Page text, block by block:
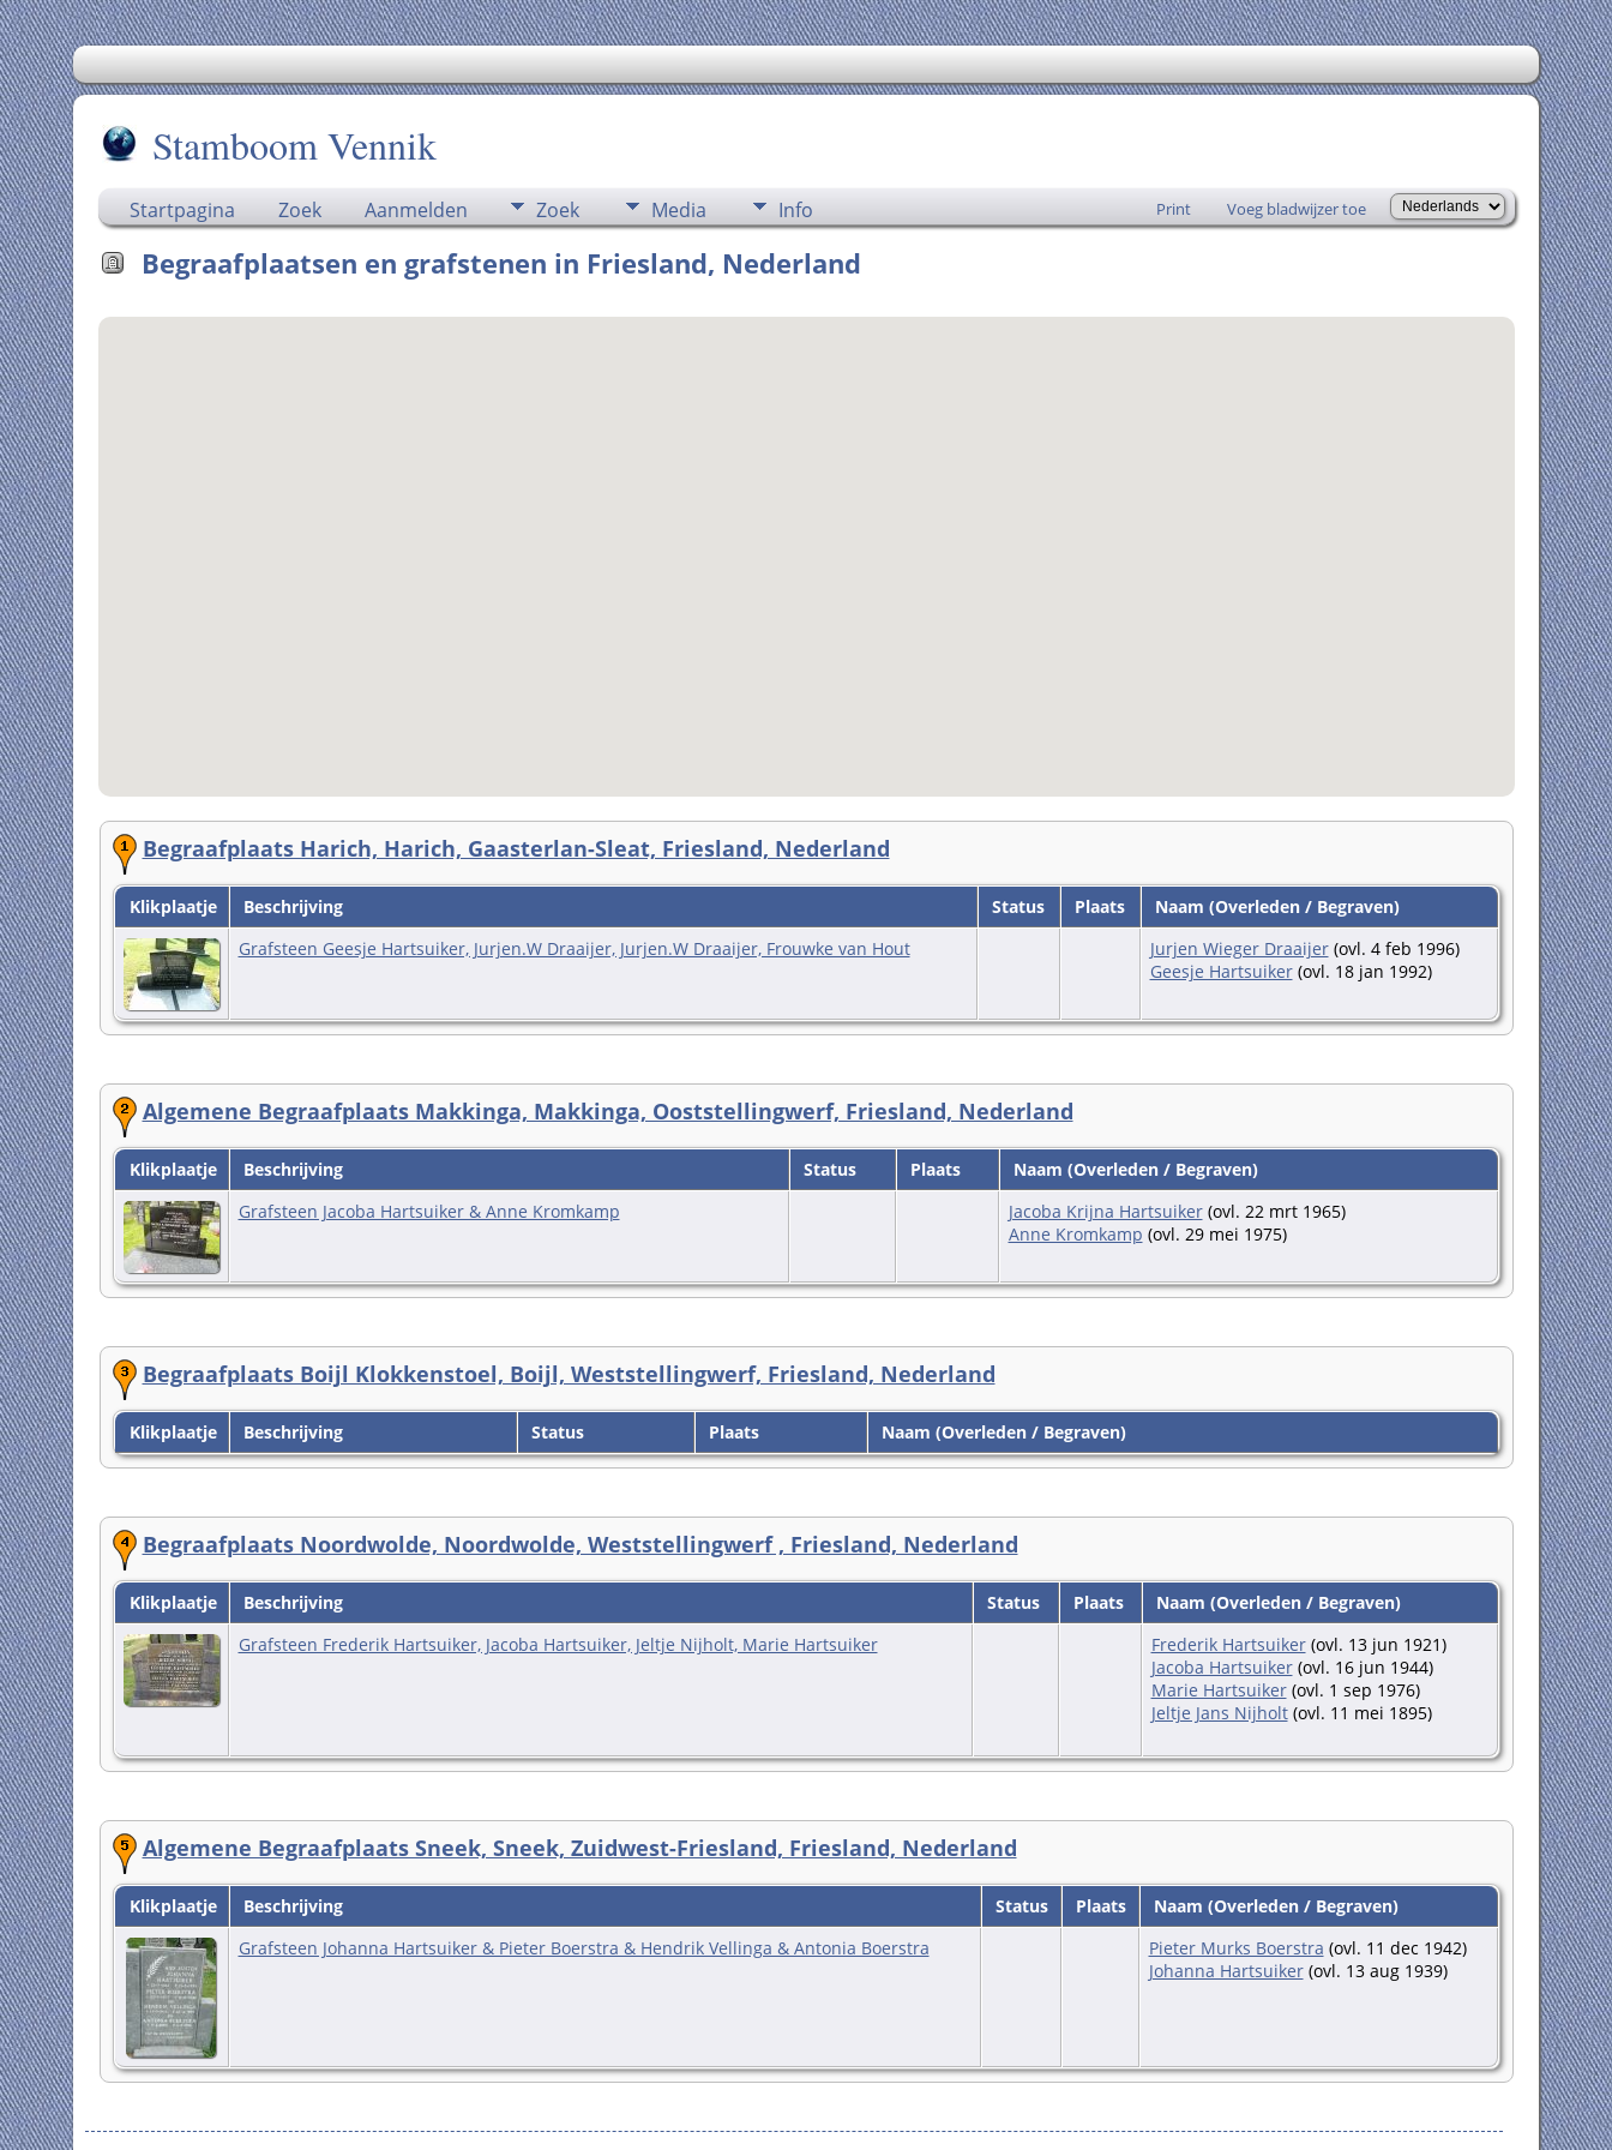
Stamboom Vennik
Startpagina Zoek Aanmelden Zoek Media Info Print Voeg bladwijzer toe
Begraafplaatsen en grafstenen in Friesland, Nederland
Begraafplaats Harich, Harich, Gaasterlan-Sleat, Friesland, Nederland
Klikplaatje Beschrijving Status Plaats
Naam (Overleden / Begraven)
Grafsteen Geesje Hartsuiker, Jurjen.W Draaijer, Jurjen.W Draaijer, Frouwke van Hout
Jurjen Wieger Draaijer(ovl. 4 feb 1996)
Geesje Hartsuiker(ovl. 18 jan 1992)
Algemene Begraafplaats Makkinga, Makkinga, Ooststellingwerf, Friesland, Nederland
Klikplaatje Beschrijving Status Plaats
Naam (Overleden / Begraven)
Grafsteen Jacoba Hartsuiker & Anne Kromkamp
Jacoba Krijna Hartsuiker(ovl. 22 mrt 1965)
Anne Kromkamp (ovl. 29 mei 1975)
Begraafplaats Boijl Klokkenstoel, Boijl, Weststellingwerf, Friesland, Nederland
Klikplaatje Beschrijving Status Plaats Naam (Overleden / Begraven)
Begraafplaats Noordwolde, Noordwolde, Weststellingwerf , Friesland, Nederland
Klikplaatje Beschrijving Status Plaats
Naam (Overleden / Begraven)
Grafsteen Frederik Hartsuiker, Jacoba Hartsuiker, Jeltje Nijholt, Marie Hartsuiker
Frederik Hartsuiker(ovl. 13 jun 1921)
Jacoba Hartsuiker(ovl. 16 jun 1944)
Marie Hartsuiker(ovl. 1 sep 1976)
Jeltje Jans Nijholt(ovl. 11 mei 1895)
Algemene Begraafplaats Sneek, Sneek, Zuidwest-Friesland, Friesland, Nederland
Klikplaatje Beschrijving Status Plaats
Naam (Overleden / Begraven)
Grafsteen Johanna Hartsuiker & Pieter Boerstra & Hendrik Vellinga & Antonia Boerstra
Pieter Murks Boerstra (ovl. 11 dec 1942)
Johanna Hartsuiker(ovl. 13 aug 1939)